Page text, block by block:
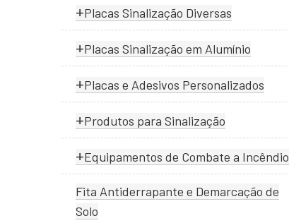
+Placas Sinalização Diversas
+Placas Sinalização em Alumínio
+Placas e Adesivos Personalizados
+Produtos para Sinalização
+Equipamentos de Combate a Incêndio
Fita Antiderrapante e Demarcação de
Solo